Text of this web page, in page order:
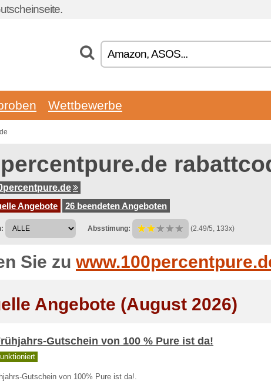
Wettbewerbe
Angebote
26 beendeten Angeboten
Absstimung: (2.49/5, 133x)
Sie zu
Angebote (August 2026)
Gutschein von 100 % Pure ist da!
Gutschein von 100% Pure ist da!.